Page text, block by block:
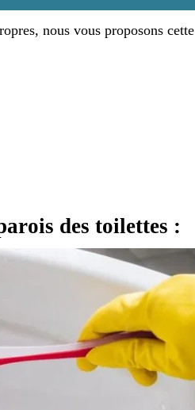
nous vous proposons cette
des toilettes :